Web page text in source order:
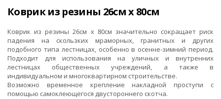
Коврик из резины 26см x 80см
Коврик из резины 26см x 80см значительно сокращает риск
падения на скользких мраморных, гранитных и других
подобного типа лестницах, особенно в осенне-зимний период.
Подходит для использования на уличных и внутренних
лестницах общественных учреждений, а также в
индивидуальном и многоквартирном строительстве.
Возможно временное крепление накладной проступи с
помощью самоклеющегося двустороннего скотча.